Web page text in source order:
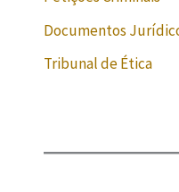
Documentos
Tribunal de Ética